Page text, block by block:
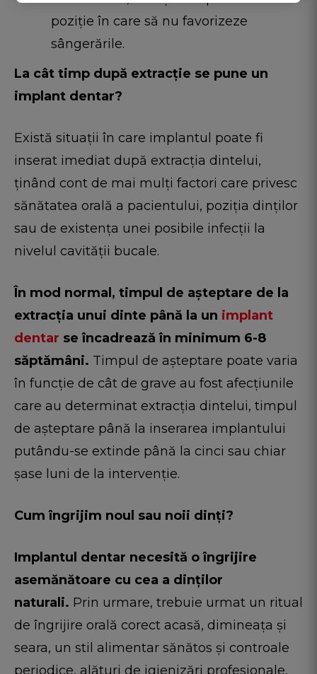
poziție în care să nu favorizeze
sângerările.
La cât timp după extracție se pune un
implant dentar?
Există situații în care implantul poate fi
inserat imediat după extracția dintelui,
ținând cont de mai mulți factori care privesc
sănătatea orală a pacientului, poziția dinților
sau de existența unei posibile infecții la
nivelul cavității bucale.
În mod normal, timpul de așteptare de la
extracția unui dinte până la un implant
dentar se încadrează în minimum 6-8
săptămâni. Timpul de așteptare poate varia
în funcție de cât de grave au fost afecțiunile
care au determinat extracția dintelui, timpul
de așteptare până la inserarea implantului
putându-se extinde până la cinci sau chiar
șase luni de la intervenție.
Cum îngrijim noul sau noii dinți?
Implantul dentar necesită o îngrijire
asemănătoare cu cea a dinților
naturali. Prin urmare, trebuie urmat un ritual
de îngrijire orală corect acasă, dimineața și
seara, un stil alimentar sănătos și controale
periodice, alături de igienizări profesionale,